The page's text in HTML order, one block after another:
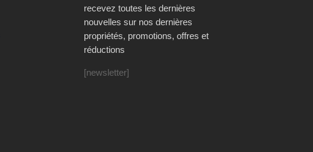
recevez toutes les dernières
nouvelles sur nos dernières
propriétés, promotions, offres et
réductions
[newsletter]